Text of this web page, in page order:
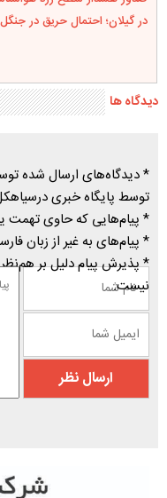
در گیلان؛ احتمال حریق در
دیدگاه ها
توسط پایگاه خبری
* پیام‌هایی که حاوی تهمت
* پیام‌های به غیر از زبان
* پذیرش پیام دلیل بر
نیست.